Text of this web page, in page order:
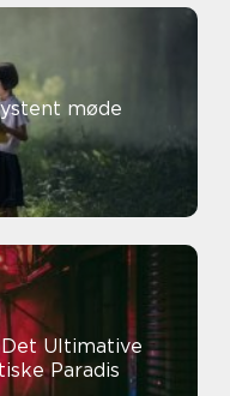
møde
Ultimative
Paradis